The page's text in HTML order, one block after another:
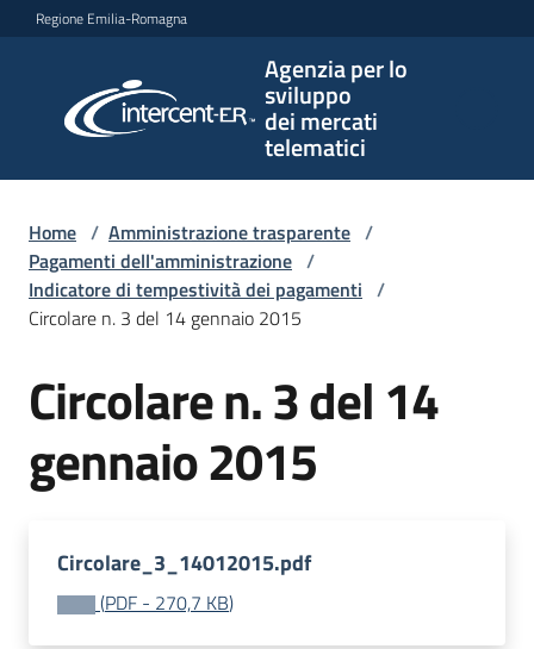
Vai al contenuto
Vai alla navigazione
Vai al footer
Regione Emilia-Romagna
Agenzia per lo
sviluppo
dei mercati
telematici
per lo
sviluppo
telematici
e
strumenti
acquisto
Home / Amministrazione trasparente /
Pagamenti dell'amministrazione /
Indicatore di tempestività dei pagamenti /
Circolare n. 3 del 14 gennaio 2015
Circolare n. 3 del 14
gennaio 2015
Circolare_3_14012015.pdf
(PDF - 270,7 KB)